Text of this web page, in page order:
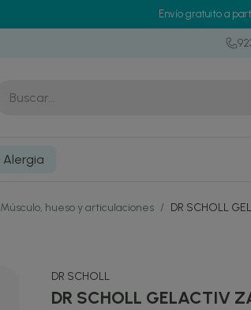
Envío gratuito a
Alergia
Músculo, hueso y articulaciones / DR SCHOLL
DR SCHOLL
DR SCHOLL GELACTIV